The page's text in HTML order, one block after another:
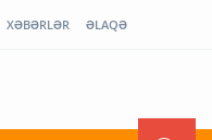
XƏBƏRLƏR ƏLAQƏ